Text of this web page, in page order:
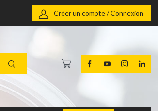
Créer un compte / Connexion